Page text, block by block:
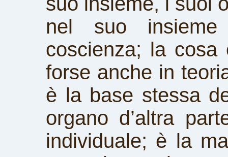
nel suo
coscienza; la cosa
forse anche in
è la base stessa
organo d’altra
individuale; è la